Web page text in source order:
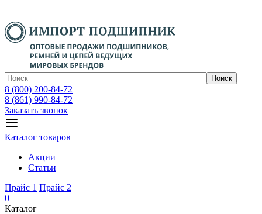
Поиск
8 (800) 200-84-72
8 (861) 990-84-72
Заказать звонок
Каталог товаров
Акции
Статьи
Прайс 1 Прайс 2
0
Каталог